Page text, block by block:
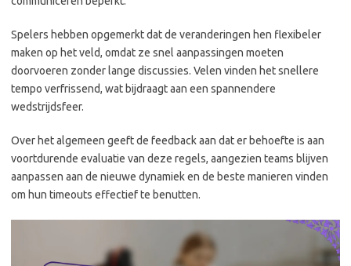
Spelers hebben opgemerkt dat de veranderingen hen flexibeler
maken op het veld, omdat ze snel aanpassingen moeten
doorvoeren zonder lange discussies. Velen vinden het snellere
tempo verfrissend, wat bijdraagt aan een spannendere
wedstrijdsfeer.
Over het algemeen geeft de feedback aan dat er behoefte is aan
voortdurende evaluatie van deze regels, aangezien teams blijven
aanpassen aan de nieuwe dynamiek en de beste manieren vinden
om hun timeouts effectief te benutten.